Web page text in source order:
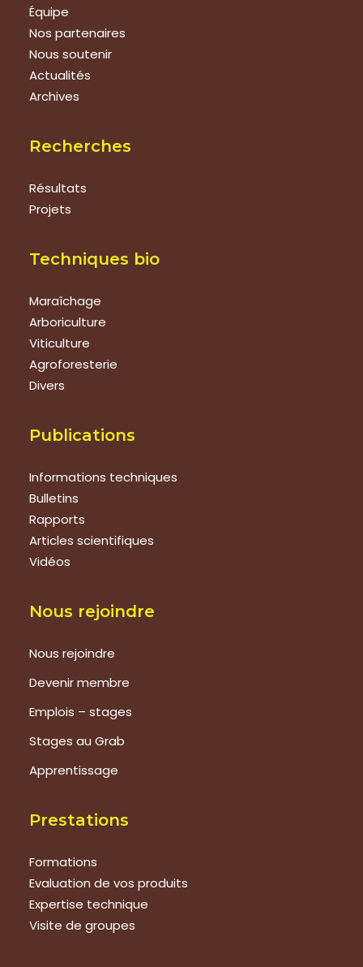
Équipe
Nos partenaires
Nous soutenir
Actualités
Archives
Recherches
Résultats
Projets
Techniques bio
Maraîchage
Arboriculture
Viticulture
Agroforesterie
Divers
Publications
Informations techniques
Bulletins
Rapports
Articles scientifiques
Vidéos
Nous rejoindre
Nous rejoindre
Devenir membre
Emplois – stages
Stages au Grab
Apprentissage
Prestations
Formations
Evaluation de vos produits
Expertise technique
Visite de groupes